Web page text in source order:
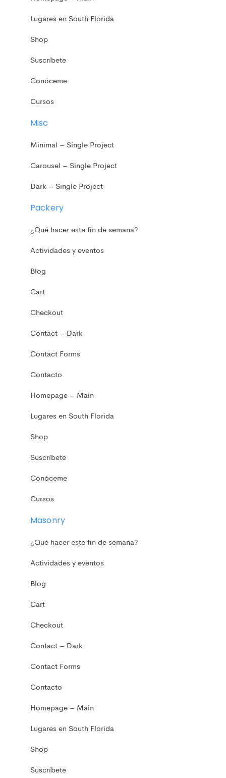
Lugares en South Florida
Shop
Suscríbete
Conóceme
Cursos
Misc
Minimal – Single Project
Carousel – Single Project
Dark – Single Project
Packery
¿Qué hacer este fin de semana?
Actividades y eventos
Blog
Cart
Checkout
Contact – Dark
Contact Forms
Contacto
Homepage – Main
Lugares en South Florida
Shop
Suscríbete
Conóceme
Cursos
Masonry
¿Qué hacer este fin de semana?
Actividades y eventos
Blog
Cart
Checkout
Contact – Dark
Contact Forms
Contacto
Homepage – Main
Lugares en South Florida
Shop
Suscríbete